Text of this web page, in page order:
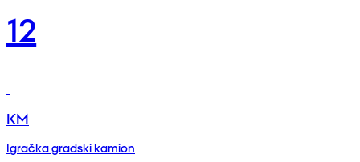
12
KM
Igračka gradski kamion